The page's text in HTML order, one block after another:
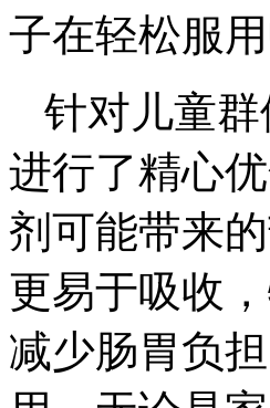
子在轻松服
针对儿童
进行了精心
剂可能带来
更易于吸收
减少肠胃负